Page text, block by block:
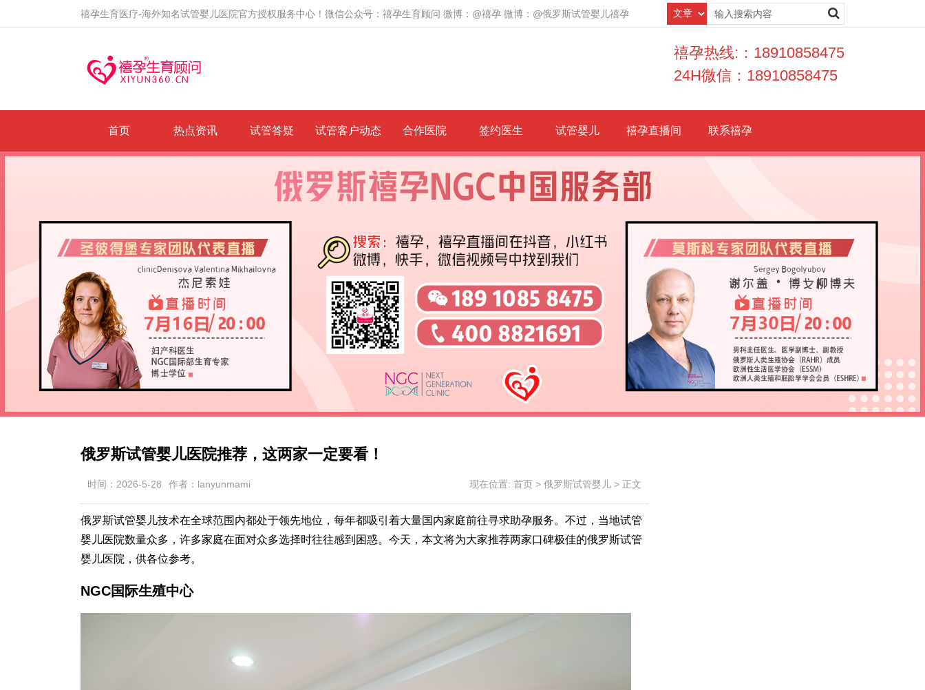
禧孕生育医疗-海外知名试管婴儿医院官方授权服务中心！微信公众号：禧孕生育顾问 微博：@禧孕 微博：@俄罗斯试管婴儿禧孕
禧孕热线:：18910858475
24H微信：18910858475
首页 热点资讯 试管答疑 试管客户动态 合作医院 签约医生 试管婴儿 禧孕直播间 联系禧孕
俄罗斯试管婴儿医院推荐，这两家一定要看！
时间：2026-5-28 作者：lanyunmami 现在位置: 首页 > 俄罗斯试管婴儿 > 正文
俄罗斯试管婴儿技术在全球范围内都处于领先地位，每年都吸引着大量国内家庭前往寻求助孕服务。不过，当地试管
婴儿医院数量众多，许多家庭在面对众多选择时往往感到困惑。今天，本文将为大家推荐两家口碑极佳的俄罗斯试管
婴儿医院，供各位参考。
NGC国际生殖中心